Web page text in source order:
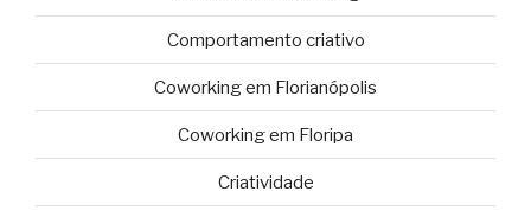
Comportamento criativo
Coworking em Florianópolis
Coworking em Floripa
Criatividade